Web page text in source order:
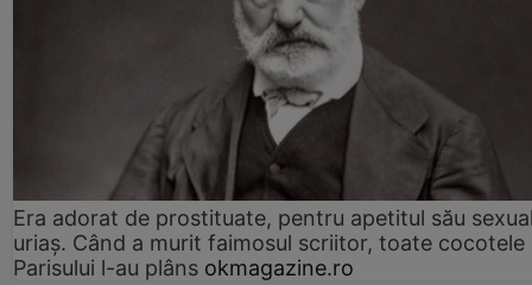
Era adorat de prostituate, pentru apetitul său
uriaș. Când a murit faimosul scriitor, toate cocotele
Parisului l-au plâns okmagazine.ro